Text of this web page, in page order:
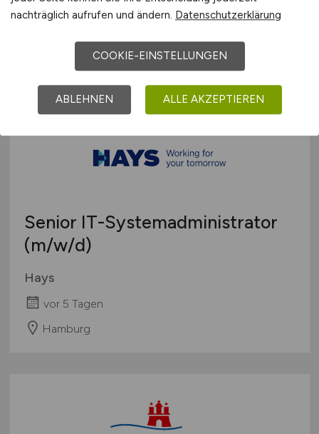
Hays
Senior IT-Systemadministrator
(m/w/d)
Hays
vor 5 Tagen
Hamburg
nachträglich aufrufen und ändern. Datenschutzerklärung
COOKIE-EINSTELLUNGEN
ABLEHNEN ALLE AKZEPTIEREN